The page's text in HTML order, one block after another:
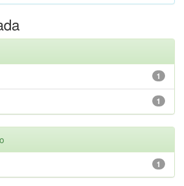
1
1
1